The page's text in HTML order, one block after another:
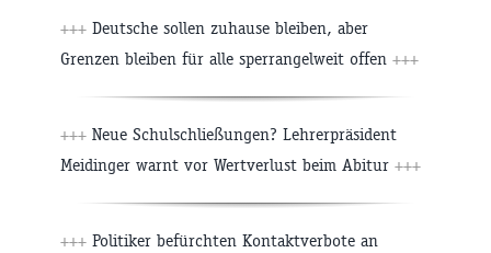
+++ Deutsche sollen zuhause bleiben, aber
Grenzen bleiben für alle sperrangelweit offen +++
+++ Neue Schulschließungen? Lehrerpräsident
Meidinger warnt vor Wertverlust beim Abitur +++
+++ Politiker befürchten Kontaktverbote an